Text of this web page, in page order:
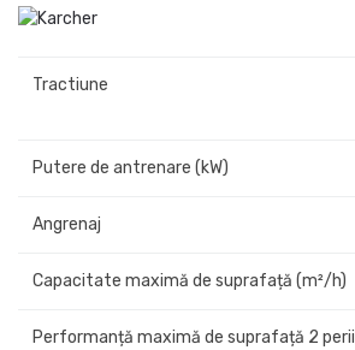
Tractiune
Putere de antrenare (kW)
Angrenaj
Capacitate maximă de suprafață (m²/h)
Performanță maximă de suprafață 2 perii